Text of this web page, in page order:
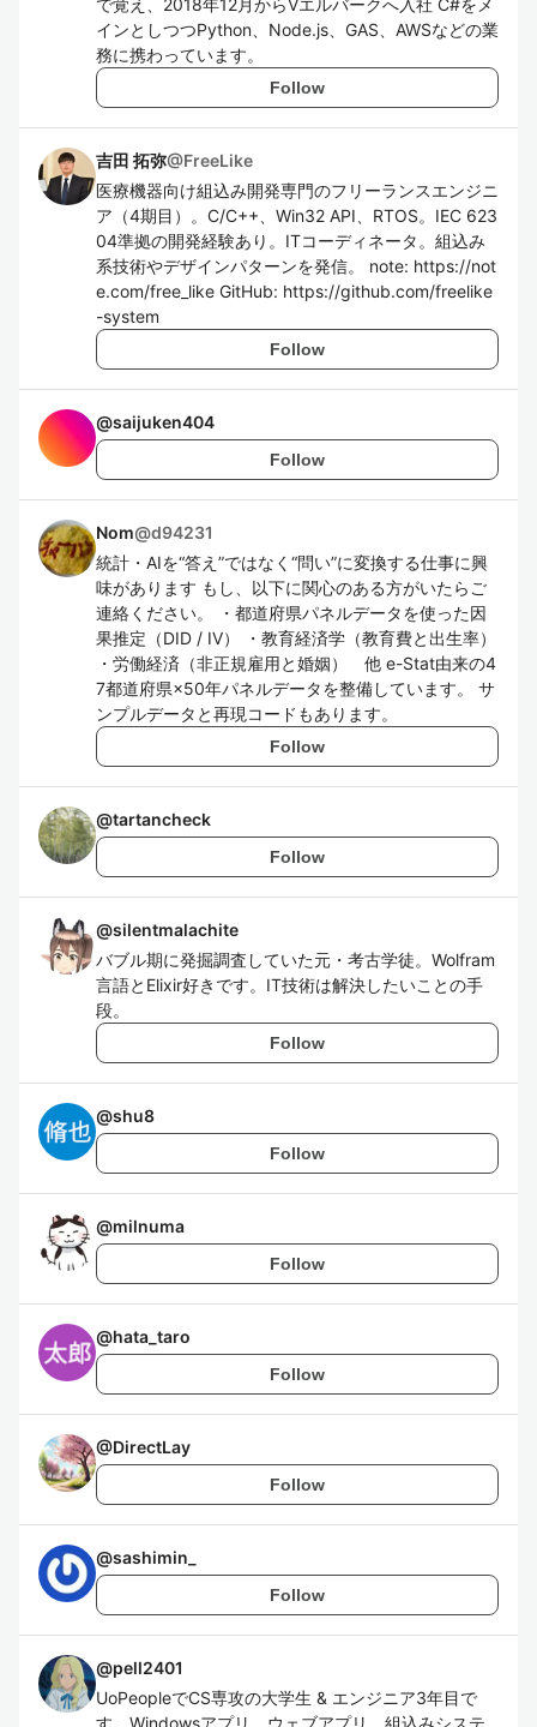
で覚え、2018年12月からVエルバークへ入社 C#をメ
インとしつつPython、Node.js、GAS、AWSなどの業
務に携わっています。
Follow
吉田 拓弥@FreeLike
医療機器向け組込み開発専門のフリーランスエンジニ
ア（4期目）。C/C++、Win32 API、RTOS。IEC 623
04準拠の開発経験あり。ITコーディネータ。組込み
系技術やデザインパターンを発信。 note: https://not
e.com/free_like GitHub: https://github.com/freelike
-system
Follow
@saijuken404
Follow
Nom@d94231
統計・AIを“答え”ではなく“問い”に変換する仕事に興
味があります もし、以下に関心のある方がいたらご
連絡ください。 ・都道府県パネルデータを使った因
果推定（DID / IV） ・教育経済学（教育費と出生率）
・労働経済（非正規雇用と婚姻） 他 e-Stat由来の4
7都道府県×50年パネルデータを整備しています。 サ
ンプルデータと再現コードもあります。
Follow
@tartancheck
Follow
@silentmalachite
バブル期に発掘調査していた元・考古学徒。Wolfram
言語とElixir好きです。IT技術は解決したいことの手
段。
Follow
@shu8
Follow
@milnuma
Follow
@hata_taro
Follow
@DirectLay
Follow
@sashimin_
Follow
@pell2401
UoPeopleでCS専攻の大学生 & エンジニア3年目で
す。Windowsアプリ、ウェブアプリ、組込みシステ